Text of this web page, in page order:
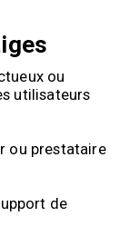
ou
utilisateurs
ou prestataire
de